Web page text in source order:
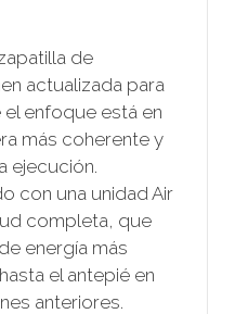
de
actualizada para
enfoque está en
más coherente y
ejecución.
con una unidad Air
completa, que
energía más
el antepié en
anteriores.